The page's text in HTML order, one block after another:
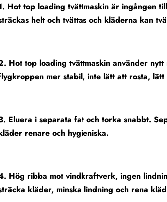
Hot top loading tvättmaskin är ingången
helt och tvättas och kläderna kan
Hot top loading tvättmaskin använder
mer stabil, inte lätt att rosta, lätt
Eluera i separata fat och torka snabbt.
renare och hygieniska.
Hög ribba mot vindkraftverk, ingen
kläder, minska lindning och rena